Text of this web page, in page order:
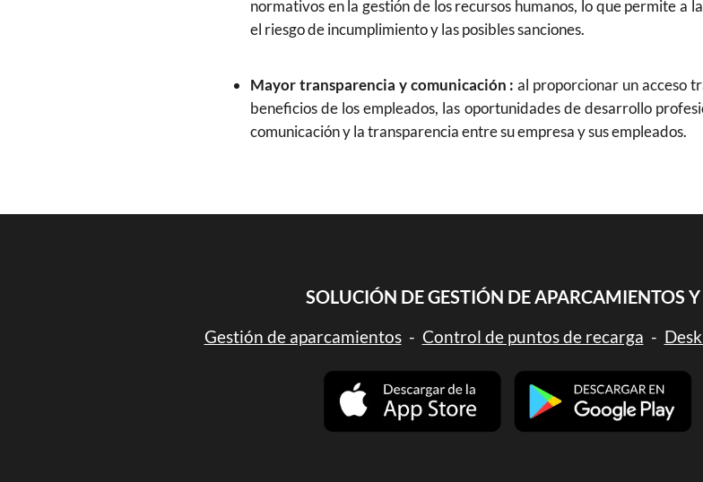
normativos en la gestión de los recursos humanos, lo que permite a
el riesgo de incumplimiento y las posibles sanciones.
Mayor transparencia y comunicación : al proporcionar un acceso
beneficios de los empleados, las oportunidades de desarrollo
comunicación y la transparencia entre su empresa y sus empleados.
SOLUCIÓN DE GESTIÓN DE APARCAMIENTOS
Gestión de aparcamientos- Control de puntos de recarga -